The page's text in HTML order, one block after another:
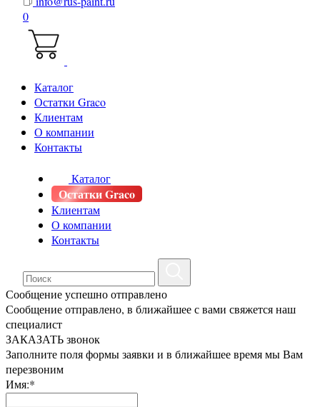
0
Каталог
Остатки Graco
Клиентам
О компании
Контакты
Каталог
Остатки Graco
Клиентам
О компании
Контакты
Сообщение успешно отправлено
Сообщение отправлено, в ближайшее с вами свяжется наш
специалист
ЗАКАЗАТЬ звонок
Заполните поля формы заявки и в ближайшее время мы Вам
перезвоним
Имя:*